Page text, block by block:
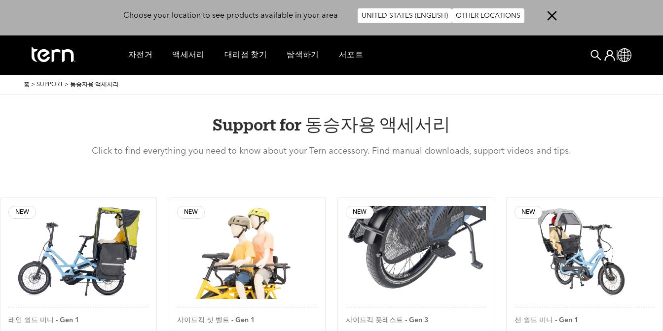
Choose your location to see products available in your area
UNITED STATES (ENGLISH) OTHER LOCATIONS
자전거 액세서리 대리점 찾기 탐색하기 서포트
검색
User account
로그인
Global
이
홈 > SUPPORT > 동승자용 액세서리
Support for 동승자용 액세서리
Click to find everything you need to know about your Tern accessory. Find manual downloads, support videos and tips.
NEW
레인 쉴드 미니 - Gen 1
NEW
사이드킥 싯 벨트 - Gen 1
NEW
사이드킥 풋레스트 - Gen 3
NEW
선 쉴드 미니 - Gen 1